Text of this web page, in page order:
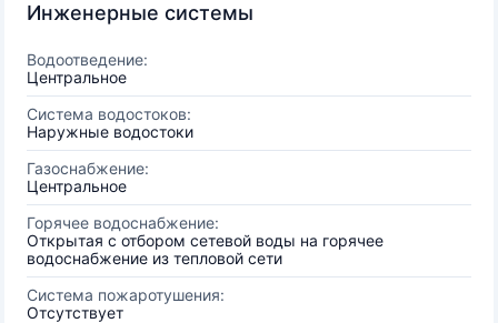
Инженерные системы
Водоотведение:
Центральное
Система водостоков:
Наружные водостоки
Газоснабжение:
Центральное
Горячее водоснабжение:
Открытая с отбором сетевой воды на горячее
водоснабжение из тепловой сети
Система пожаротушения:
Отсутствует